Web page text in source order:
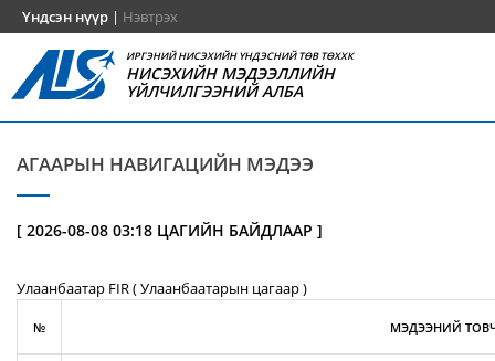
Үндсэн нүүр | Нэвтрэх
ИРГЭНИЙ НИСЭХИЙН ҮНДЭСНИЙ ТӨВ ТӨХХК
НИСЭХИЙН МЭДЭЭЛЛИЙН
ҮЙЛЧИЛГЭЭНИЙ АЛБА
АГААРЫН НАВИГАЦИЙН МЭДЭЭ
[ 2026-08-08 03:18 ЦАГИЙН БАЙДЛААР ]
Улаанбаатар FIR ( Улаанбаатарын цагаар )
№ МЭДЭЭНИЙ